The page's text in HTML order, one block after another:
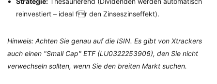
reinvestiert – ideal fr den Zinseszinseffekt).
Hinweis: Achten Sie genau auf die ISIN. Es gibt von Xtrackers
auch einen "Small Cap" ETF (LU0322253906), den Sie nicht
verwechseln sollten, wenn Sie den breiten Markt suchen.